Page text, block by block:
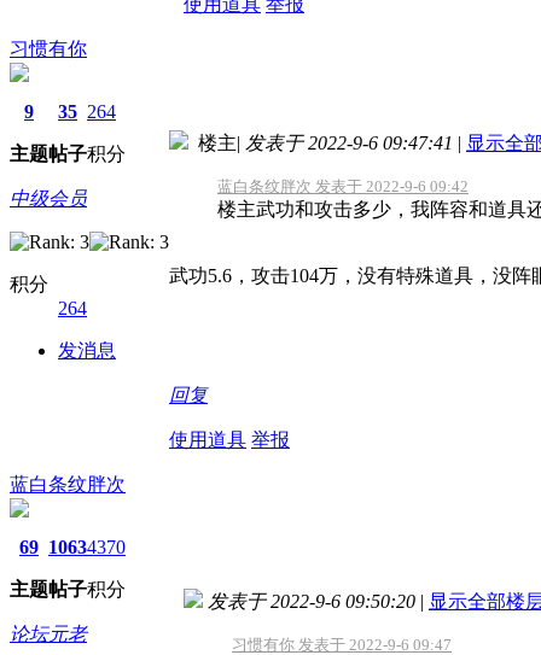
习惯有你
9
主题
35
帖子
264
积分
中级会员
积分
264
发消息
楼主| 发表于 2022-9-6 09:47:41 | 显示全
蓝白条纹胖次 发表于 2022-9-6 09:42
楼主武功和攻击多少，我阵容和道具
武功5.6，攻击104万，没有特殊道具，没阵
回复
使用道具 举报
蓝白条纹胖次
69
主题
1063
帖子
4370
积分
论坛元老
发表于 2022-9-6 09:50:20 | 显示全部楼
习惯有你 发表于 2022-9-6 09:47